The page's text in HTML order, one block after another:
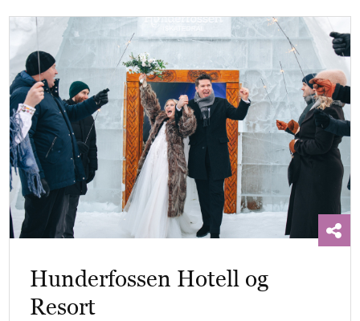
Hunderfossen Hotell og
Resort